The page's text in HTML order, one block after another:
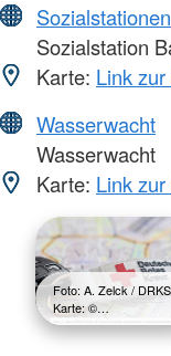
Sozialstationen
Sozialstation
Karte: Link
Wasserwacht
Wasserwacht
Karte: Link
Foto: A. Zelck /
Karte: ©…